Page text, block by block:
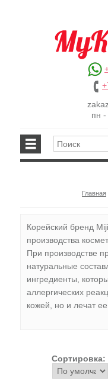
пн
Главная
Корейский бренд
производства
При производстве
натуральные
ингредиенты,
аллергических
кожей, но и лечат ее.
Сортировка: